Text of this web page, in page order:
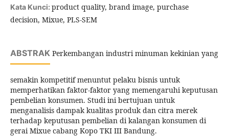
Kata Kunci: product quality, brand image, purchase
decision, Mixue, PLS-SEM
ABSTRAKPerkembangan industri minuman kekinian yang
semakin kompetitif menuntut pelaku bisnis untuk
memperhatikan faktor-faktor yang memengaruhi keputusan
pembelian konsumen. Studi ini bertujuan untuk
menganalisis dampak kualitas produk dan citra merek
terhadap keputusan pembelian di kalangan konsumen di
gerai Mixue cabang Kopo TKI III Bandung.